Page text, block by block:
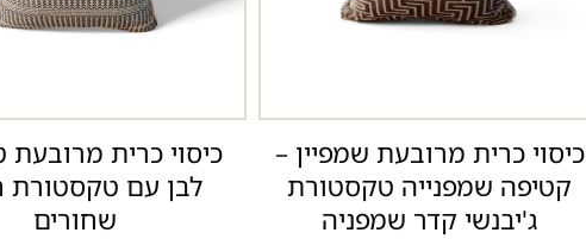
כיסוי כרית מרובעת שמפיין –
קטיפה שמפנייה טקסטורת
ג'יבנשי קדר שמפניה
כיסוי כרית מרובעת
לבן עם טקסטורת
שחורים